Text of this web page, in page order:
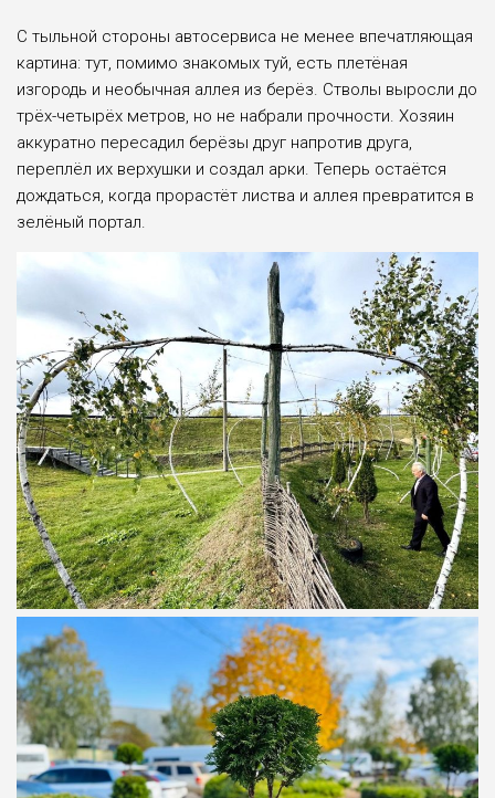
С тыльной стороны автосервиса не менее впечатляющая
картина: тут, помимо знакомых туй, есть плетёная
изгородь и необычная аллея из берёз. Стволы выросли до
трёх-четырёх метров, но не набрали прочности. Хозяин
аккуратно пересадил берёзы друг напротив друга,
переплёл их верхушки и создал арки. Теперь остаётся
дождаться, когда прорастёт листва и аллея превратится в
зелёный портал.